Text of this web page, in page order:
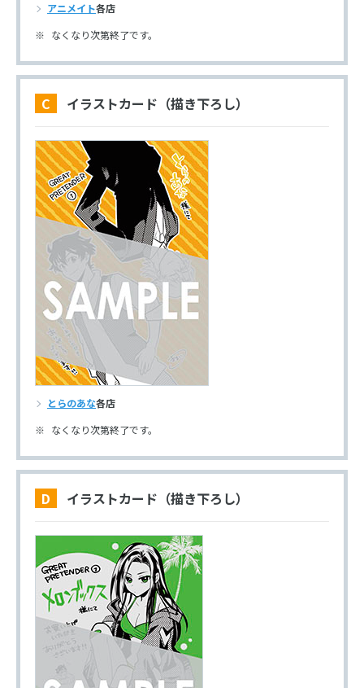
アニメイト各店
なくなり次第終了です。
C イラストカード（描き下ろし）
とらのあな各店
なくなり次第終了です。
D イラストカード（描き下ろし）